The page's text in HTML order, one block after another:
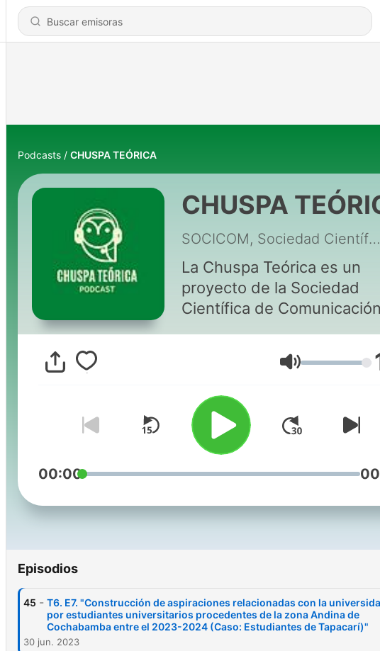
Podcasts CHUSPA TEÓRICA
CHUSPA
SOCICOM, Sociedad Científica de Comunicación Social
La Chuspa Teórica es un
proyecto de la Sociedad
Científica de Comunicación
Universidad Católica
"San Pablo" sede
reflexiones teóricas, dudas
cuestiones de la
desde la visión de
estudiantes y expertos en
Volumen
00:00
Episodios
45 - T6. E7. "Construcción de aspiraciones relacionadas con la
por estudiantes universitarios procedentes de la zona Andina de
Cochabamba entre el 2023-2024 (Caso: Estudiantes de Tapacarí)"
30 jun. 2023